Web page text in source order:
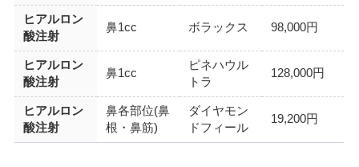
ヒアルロン
酸注射
鼻1cc ボラックス 98,000円
ヒアルロン
酸注射
鼻1cc
ピネハウル
トラ
128,000円
ヒアルロン
酸注射
鼻各部位(鼻
根・鼻筋)
ダイヤモン
ドフィール
19,200円